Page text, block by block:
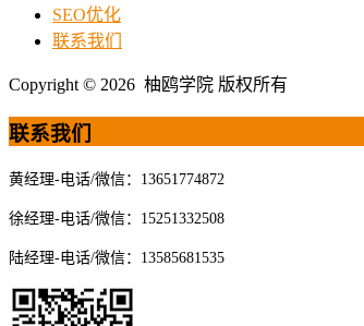
SEO优化
联系我们
Copyright © 2026 柚鸥学院 版权所有
联系我们
黄经理-电话/微信：13651774872
徐经理-电话/微信：15251332508
陆经理-电话/微信：13585681535